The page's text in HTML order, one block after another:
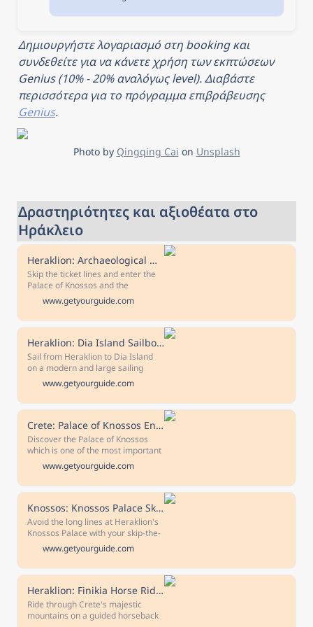
Διαθεσιμότητα και
ξενοδοχεία και επιλέξτε το
καλύτερο ξενοδοχείο για
τη διαμονή σας.
Δημιουργήστε λογαριασμό στη booking και
συνδεθείτε για να κάνετε χρήση των εκπτώσεων
Genius (10% - 20% αναλόγως level). Διαβάστε
περισσότερα για το πρόγραμμα επιβράβευσης
Genius.
Photo by Qingqing Cai on Unsplash
Δραστηριότητες και αξιοθέατα στο
Ηράκλειο
Heraklion: Archaeological Museum & Knossos Ticket with Audio
Skip the ticket lines and enter the
Palace of Knossos and the
Heraklion Archaeological Museum
with a combo e-ticket. Explore the
sites at your own pace with self-
guided audio tours. Free
cancellation Cancel up to 24 hours
in advance to receive a full refund
Covid-19 precautions Special
health and safety measures are in
place.
www.getyourguide.com
Heraklion: Dia Island Sailboat Cruise with Swimming and Meal
Sail from Heraklion to Dia Island
on a modern and large sailing
yacht and try water activities, such
as SUP paddleboarding and
snorkeling. Enjoy a tasty meal, and
sip unlimited drinks.
www.getyourguide.com
Crete: Palace of Knossos Entry Ticket & Optional Audio Guide
Discover the Palace of Knossos
which is one of the most important
Bronze Age archaeological sites in
Europe. Explore what was once the
political center of the mysterious
Minoan civilization & culture.
www.getyourguide.com
Knossos: Knossos Palace Skip-the-Line Guided Walking Tour
Avoid the long lines at Heraklion's
Knossos Palace with your skip-the-
line ticket and relive Greek history
on a guided walking tour. Choose
the size of your tour and explore
the ancient interior.
www.getyourguide.com
Heraklion: Finikia Horse Riding Day Tour with Lunch
Ride through Crete's majestic
mountains on a guided horseback